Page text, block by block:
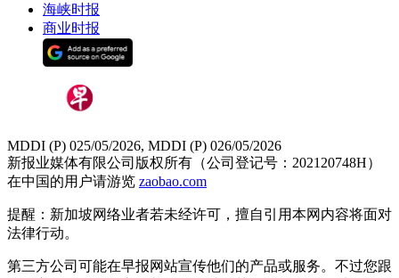
海峡时报
商业时报
MDDI (P) 025/05/2026, MDDI (P) 026/05/2026
新报业媒体有限公司版权所有（公司登记号：202120748H）
在中国的用户请游览 zaobao.com
提醒：新加坡网络业者若未经许可，擅自引用本网内容将面对
法律行动。
第三方公司可能在早报网站宣传他们的产品或服务。不过您跟